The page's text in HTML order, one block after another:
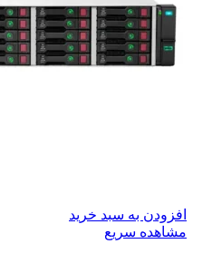
افزودن به سبد خرید
مشاهده سریع